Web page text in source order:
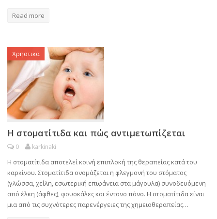
Read more
Χρηστικά
Η στοματίτιδα και πώς αντιμετωπίζεται
0 karkinaki
Η στοματίτιδα αποτελεί κοινή επιπλοκή της θεραπείας κατά του
καρκίνου. Στοματίτιδα ονομάζεται η φλεγμονή του στόματος
(γλώσσα, χείλη, εσωτερική επιφάνεια στα μάγουλα) συνοδευόμενη
από έλκη (άφθες), φουσκάλες και έντονο πόνο. Η στοματίτιδα είναι
μια από τις συχνότερες παρενέργειες της χημειοθεραπείας…